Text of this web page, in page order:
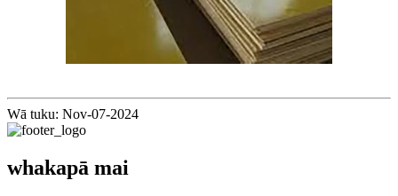
Wā tuku: Nov-07-2024
whakapā mai